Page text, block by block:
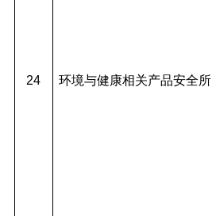
24 环境与健康相关产品安全所